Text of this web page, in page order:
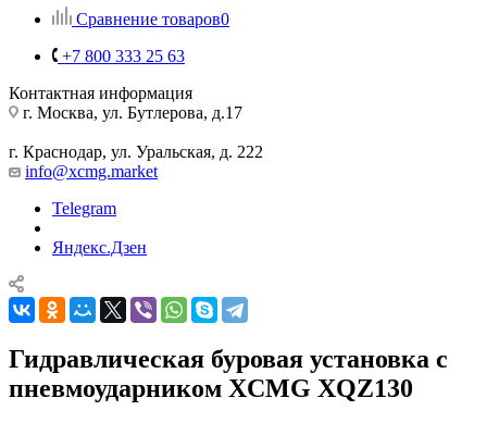
Сравнение товаров0
+7 800 333 25 63
Контактная информация
г. Москва, ул. Бутлерова, д.17
г. Краснодар, ул. Уральская, д. 222
info@xcmg.market
Telegram
Яндекс.Дзен
Гидравлическая буровая установка с
пневмоударником XCMG XQZ130